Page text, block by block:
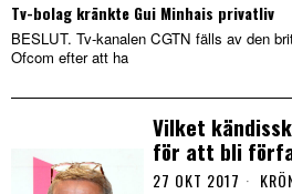
Tv-bolag kränkte Gui Minhais privatliv
BESLUT. Tv-kanalen CGTN fälls av den
Ofcom efter att ha
Vilket
för att bli
27 OKT 2017